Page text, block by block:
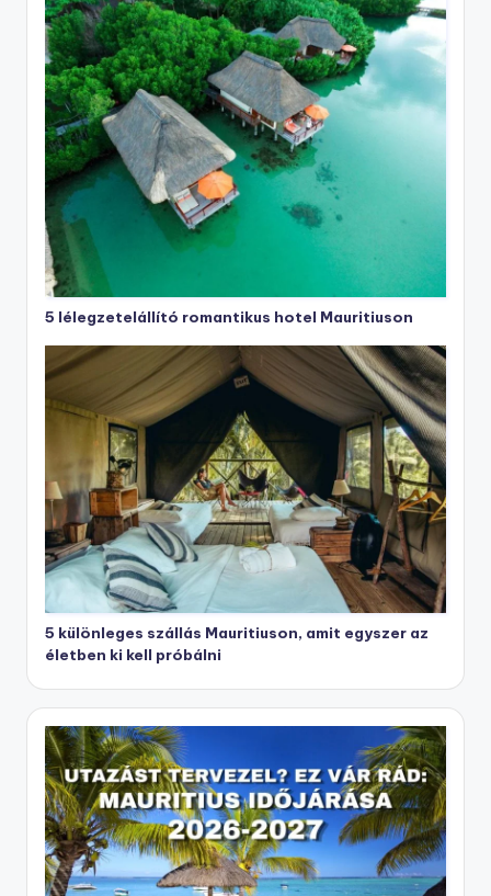
5 lélegzetelállító romantikus hotel Mauritiuson
5 különleges szállás Mauritiuson, amit egyszer az
életben ki kell próbálni